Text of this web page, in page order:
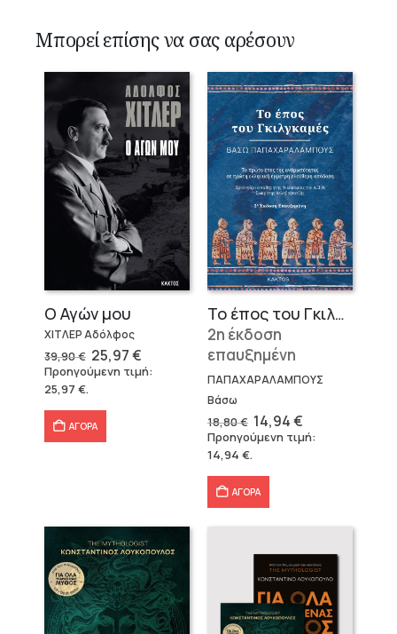
Μπορεί επίσης να σας αρέσουν
Ο Αγών μου
ΧΙΤΛΕΡ Αδόλφος
39,90€ Original
price
was:
25,97€Η
τρέχουσα
τιμή
Προηγούμενη τιμή:
25,97 €.
ΑΓΟΡΑ
Το έπος του Γκιλγκαμές
2η έκδοση
επαυξημένη
ΠΑΠΑΧΑΡΑΛΑΜΠΟΥΣ
Βάσω
18,80€ Original
price
was:
18,80 €.
14,94€Η
τρέχουσα
τιμή
Προηγούμενη τιμή:
14,94 €.
ΑΓΟΡΑ